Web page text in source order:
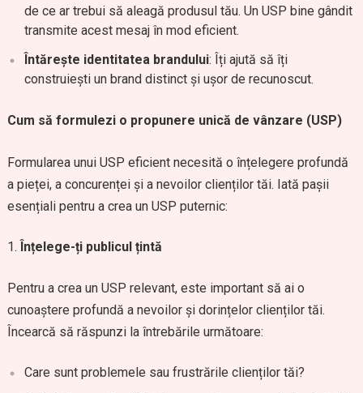
de ce ar trebui să aleagă produsul tău. Un USP bine gândit
transmite acest mesaj în mod eficient.
Întărește identitatea brandului: Îți ajută să îți
construiești un brand distinct și ușor de recunoscut.
Cum să formulezi o propunere unică de vânzare (USP)
Formularea unui USP eficient necesită o înțelegere profundă
a pieței, a concurenței și a nevoilor clienților tăi. Iată pașii
esențiali pentru a crea un USP puternic:
Înțelege-ți publicul țintă
Pentru a crea un USP relevant, este important să ai o
cunoaștere profundă a nevoilor și dorințelor clienților tăi.
Încearcă să răspunzi la întrebările următoare:
Care sunt problemele sau frustrările clienților tăi?